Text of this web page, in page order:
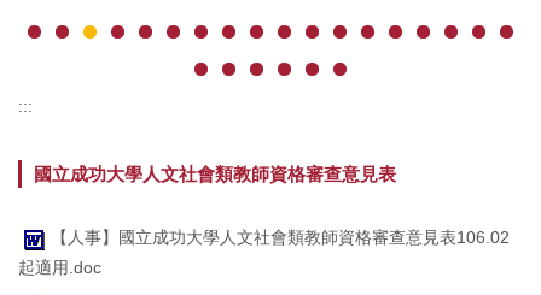
:::
國立成功大學人文社會類教師資格審查意見表
【人事】國立成功大學人文社會類教師資格審查意見表106.02
起適用.doc